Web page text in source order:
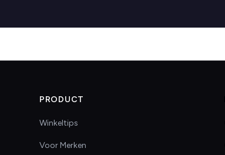
PRODUCT
Winkeltips
Voor Merken